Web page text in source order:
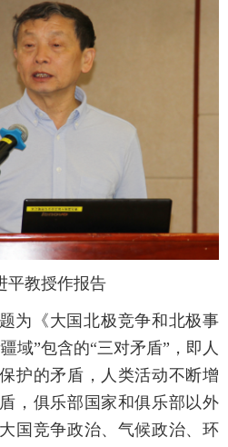
平教授作报告
为《大国北极竞争和北极事
域”包含的“三对矛盾”，即人
护的矛盾，人类活动不断增
，俱乐部国家和俱乐部以外
国竞争政治、气候政治、环